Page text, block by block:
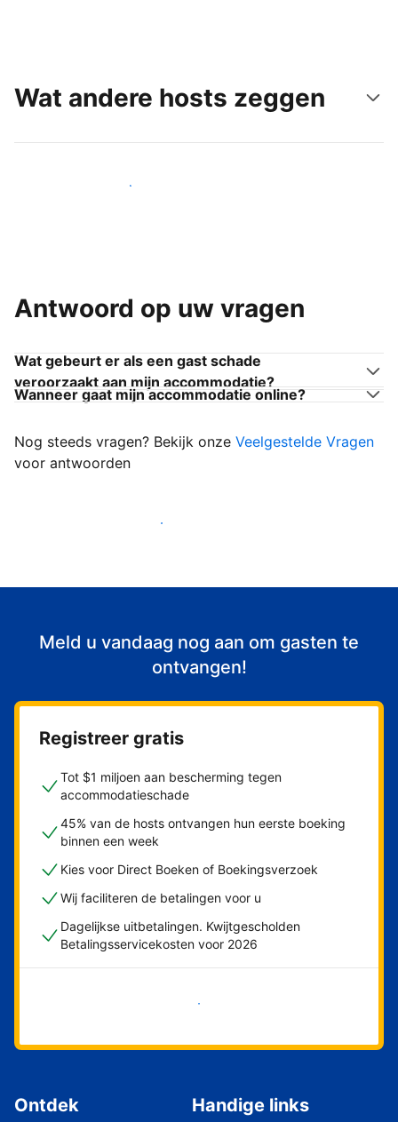
Wat andere hosts zeggen
Word een van onze vele hosts
Antwoord op uw vragen
Wat gebeurt er als een gast schade
veroorzaakt aan mijn accommodatie?
Wanneer gaat mijn accommodatie online?
Nog steeds vragen? Bekijk onze Veelgestelde Vragen
voor antwoorden
Begin met het verwelkomen van gasten
Meld u vandaag nog aan om gasten te
ontvangen!
Registreer gratis
Tot $1 miljoen aan bescherming tegen
accommodatieschade
45% van de hosts ontvangen hun eerste boeking
binnen een week
Kies voor Direct Boeken of Boekingsverzoek
Wij faciliteren de betalingen voor u
Dagelijkse uitbetalingen. Kwijtgescholden
Betalingsservicekosten voor 2026
Nu meteen beginnen
Ontdek Handige links